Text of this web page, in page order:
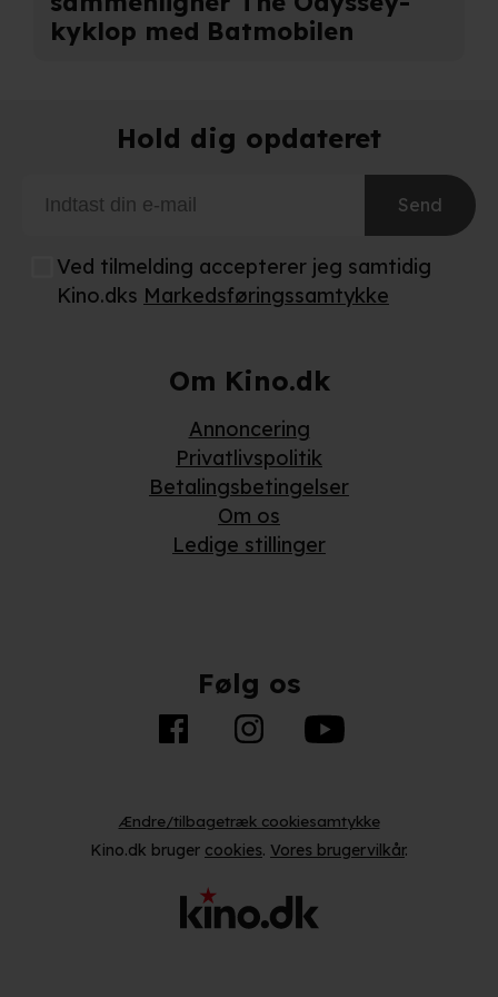
kyklop med Batmobilen
Hold dig opdateret
Send
Ved tilmelding accepterer jeg samtidig
Kino.dks Markedsføringssamtykke
Om Kino.dk
Annoncering
Privatlivspolitik
Betalingsbetingelser
Om os
Ledige stillinger
Følg os
Ændre/tilbagetræk cookiesamtykke
Kino.dk bruger cookies. Vores brugervilkår.